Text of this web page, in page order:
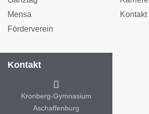
Mensa
Förderverein
Kontakt
Kontakt
Kronberg-Gymnasium
Aschaffenburg